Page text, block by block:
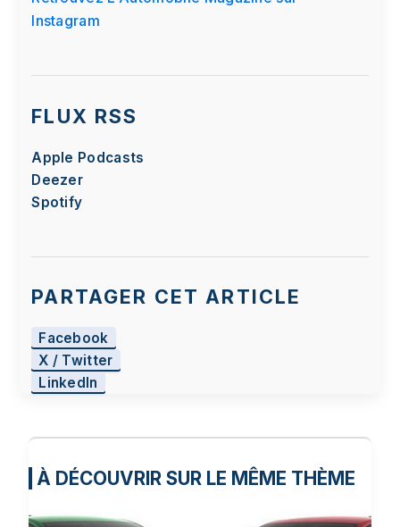
Instagram
FLUX RSS
Apple Podcasts
Deezer
Spotify
PARTAGER CET ARTICLE
Facebook
X / Twitter
LinkedIn
À DÉCOUVRIR SUR LE MÊME THÈME